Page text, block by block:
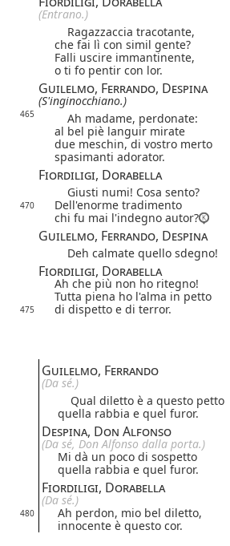
(Entrano.)
Ragazzaccia tracotante,
che fai lì con simil gente?
Falli uscire immantinente,
o ti fo pentir con lor.
Guilelmo, Ferrando, Despina
(S'inginocchiano.)
465
Ah madame, perdonate:
al bel piè languir mirate
due meschin, di vostro merto
spasimanti adorator.
Fiordiligi, Dorabella
Giusti numi! Cosa sento?
470
Dell'enorme tradimento
chi fu mai l'indegno autor?
Guilelmo, Ferrando, Despina
Deh calmate quello sdegno!
Fiordiligi, Dorabella
Ah che più non ho ritegno!
Tutta piena ho l'alma in petto
475 di dispetto e di terror.
Guilelmo, Ferrando
(Da sé.)
Qual diletto è a questo petto
quella rabbia e quel furor.
Despina, Don Alfonso
(Da sé, Don Alfonso dalla porta.)
Mi dà un poco di sospetto
quella rabbia e quel furor.
Fiordiligi, Dorabella
(Da sé.)
480
Ah perdon, mio bel diletto,
innocente è questo cor.